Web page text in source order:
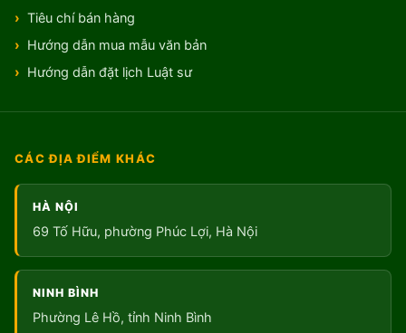
Tiêu chí bán hàng
Hướng dẫn mua mẫu văn bản
Hướng dẫn đặt lịch Luật sư
CÁC ĐỊA ĐIỂM KHÁC
HÀ NỘI
69 Tố Hữu, phường Phúc Lợi, Hà Nội
NINH BÌNH
Phường Lê Hồ, tỉnh Ninh Bình